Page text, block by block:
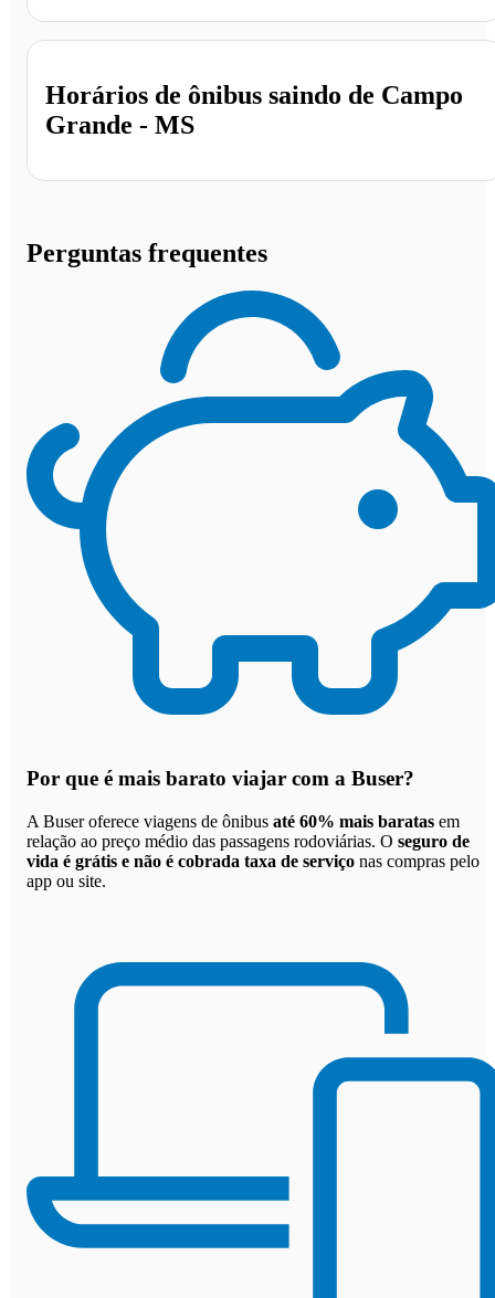
Horários de ônibus saindo de Campo
Grande - MS
Perguntas frequentes
Por que é mais barato viajar com a Buser?
A Buser oferece viagens de ônibus até 60% mais baratas em
relação ao preço médio das passagens rodoviárias. O seguro de
vida é grátis e não é cobrada taxa de serviço nas compras pelo
app ou site.